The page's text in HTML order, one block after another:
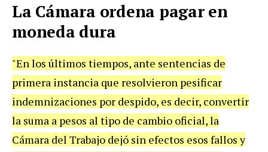
La Cámara ordena pagar en
moneda dura
"En los últimos tiempos, ante sentencias de
primera instancia que resolvieron pesificar
indemnizaciones por despido, es decir, convertir
la suma a pesos al tipo de cambio oficial, la
Cámara del Trabajo dejó sin efectos esos fallos y